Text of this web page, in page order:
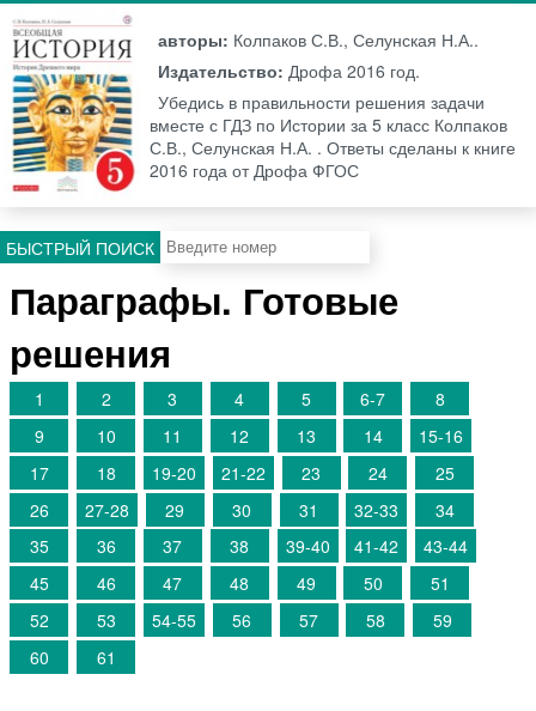
авторы: Колпаков С.В., Селунская Н.А..
Издательство:Дрофа 2016 год.
Убедись в правильности решения задачи
вместе с ГДЗ по Истории за 5 класс Колпаков
С.В., Селунская Н.А. . Ответы сделаны к книге
2016 года от Дрофа ФГОС
БЫСТРЫЙ ПОИСК
Параграфы. Готовые
решения
1 2 3 4 5 6-7
8
9
10 11 12 13 14
15-16
17
18 19-20 21-22 23 24
25
26
27-28 29 30 31 32-33
34
35
36 37 38 39-40 41-42
43-44
45
46 47 48 49 50
51
52
53 54-55 56 57 58
59
60
61